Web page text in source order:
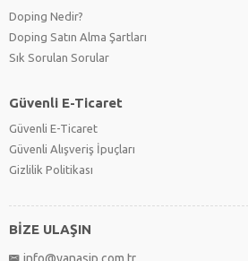
Doping Nedir?
Doping Satın Alma Şartları
Sık Sorulan Sorular
Güvenli E-Ticaret
Güvenli E-Ticaret
Güvenli Alışveriş İpuçları
Gizlilik Politikası
BİZE ULAŞIN